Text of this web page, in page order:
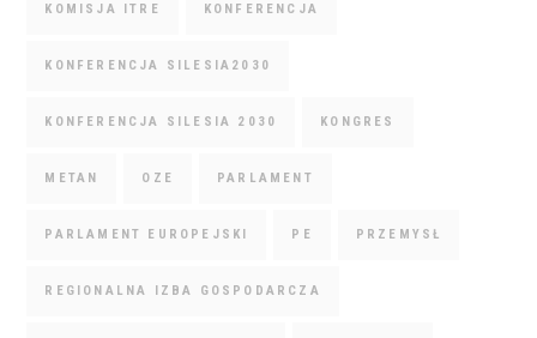
KOMISJA ITRE KONFERENCJA
KONFERENCJA SILESIA2030
KONFERENCJA SILESIA 2030 KONGRES
METAN OZE PARLAMENT
PARLAMENT EUROPEJSKI PE PRZEMYSŁ
REGIONALNA IZBA GOSPODARCZA